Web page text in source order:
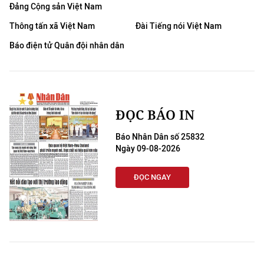
Đảng Cộng sản Việt Nam
Thông tấn xã Việt Nam
Đài Tiếng nói Việt Nam
Báo điện tử Quân đội nhân dân
ĐỌC BÁO IN
Báo Nhân Dân số 25832
Ngày 09-08-2026
ĐỌC NGAY